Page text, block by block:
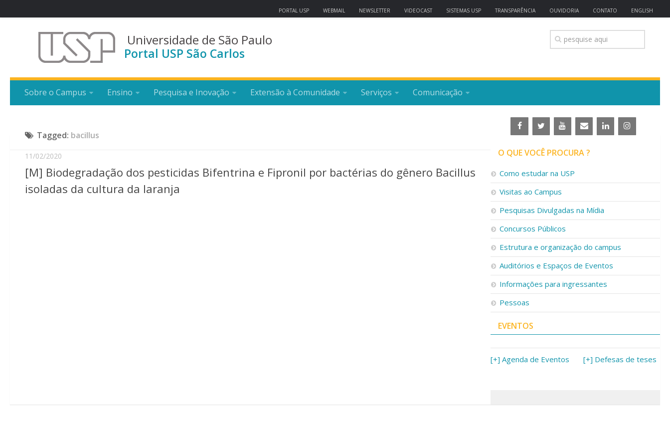
PORTAL USP WEBMAIL NEWSLETTER VIDEOCAST SISTEMAS USP TRANSPARÊNCIA OUVIDORIA CONTATO ENGLISH
Universidade de São Paulo
Portal USP São Carlos
Sobre o Campus Ensino Pesquisa e Inovação Extensão à Comunidade Serviços Comunicação
Tagged: bacillus
11/02/2020
[M] Biodegradação dos pesticidas Bifentrina e Fipronil por bactérias do gênero Bacillus
isoladas da cultura da laranja
O QUE VOCÊ PROCURA ?
Como estudar na USP
Visitas ao Campus
Pesquisas Divulgadas na Mídia
Concursos Públicos
Estrutura e organização do campus
Auditórios e Espaços de Eventos
Informações para ingressantes
Pessoas
EVENTOS
[+] Agenda de Eventos [+] Defesas de teses